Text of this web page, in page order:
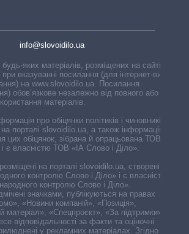
info@slovoidilo.ua
яких матеріалів, розміщених на сайті,
вказуванні посилання (для інтернет-видань
на www.slovoidilo.ua. Посилання
обов’язкове незалежно від повного або
матеріалів.
про обіцянки політиків і чиновників,
порталі slovoidilo.ua, а також інформація про
цих обіцянок, зібрана й опрацьована ТОВ «ІА
є власністю ТОВ «ІА Слово і Діло».
на порталі slovoidilo.ua, створені ГО
контролю Слово і Діло» і є власністю
контролю Слово і Діло».
значками, публікуються на правах
«Новини компаній», «Позиція»,
матеріал», «Спецпроєкт», «За підтримки».
відповідальності за факти та оціночні
у рекламних матеріалах. Згідно з